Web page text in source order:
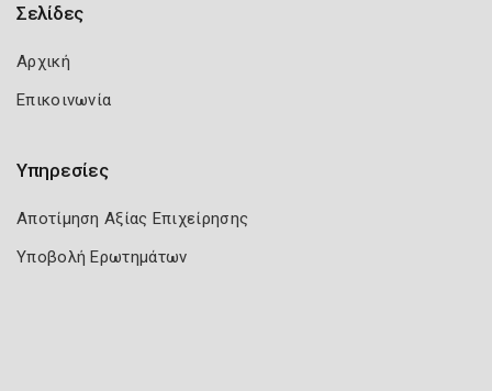
Σελίδες
Αρχική
Επικοινωνία
Υπηρεσίες
Αποτίμηση Αξίας Επιχείρησης
Υποβολή Ερωτημάτων